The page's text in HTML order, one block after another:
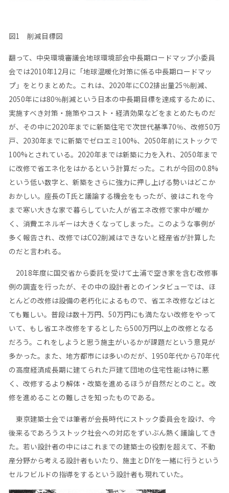
図1 削減目標図
翻って、中央環境審議会地球環境部会中長期ロードマップ小委員
会では2010年12月に「地球温暖化対策に係る中長期ロードマッ
プ」をとりまとめた。これは、2020年にCO2排出量25％削減、
2050年には80％削減という日本の中長期目標を達成するために、
実施すべき対策・施策やコスト・経済効果などをまとめたものだ
が、その中に2020年までに新築住宅で次世代基準70％、改修50万
戸、2030年までに新築でゼロエミ100%、2050年前にストックで
100%とされている。2020年までは新築に力を入れ、2050年まで
に改修で省エネ化をはかるという計算だった。これが今回の0.8%
という低い数字と、新築をさらに強力に押し上げる勢いはどこか
おかしい。座長のT氏と議論する機会をもったが、彼はこれを今
まで寒い大きな家で暮らしていた人が省エネ改修で家中が暖か
く、消費エネルギーは大きくなってしまった。このような事例が
多く報告され、改修ではCO2削減はできないと経産省が計算した
のだと言われる。
2018年度に国交省から委託を受けて土浦で空き家を含む改修事
例の調査を行ったが、その中の設計者とのインタビューでは、ほ
とんどの改修は設備の老朽化によるもので、省エネ改修などはと
ても難しい。普段は数十万円、50万円にも満たない改修をやって
いて、もし省エネ改修をするとしたら500万円以上の改修となる
だろう。これをしようと思う施主がいるかが課題だという意見が
多かった。また、地方都市には多いのだが、1950年代から70年代
の高度経済成長期に建てられた戸建て団地の住宅性能は特に悪
く、改修するより解体・改築を進めるほうが自然だとのこと。改
修を進めることの難しさを知ったものである。
東京建築士会では筆者が会長時代にストック委員会を設け、今
後来るであろうストック社会への対応をずいぶん熱く議論してき
た。若い設計者の中にはこれまでの建築士の役割を超えて、不動
産分野から考える設計者もいたり、施主とDIYを一緒に行うという
セルフビルドの指導をするという設計者も現れていた。